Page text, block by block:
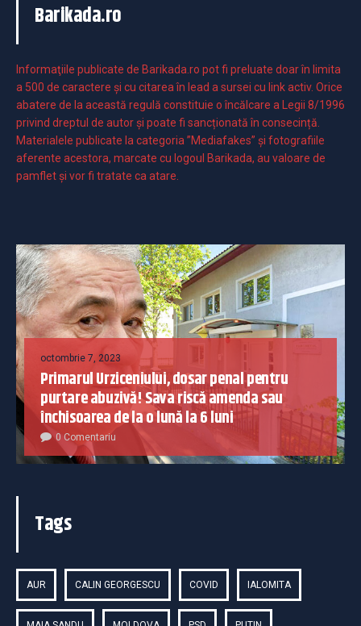
Barikada.ro
Informaţiile publicate de Barikada.ro pot fi preluate doar în limita
a 500 de caractere şi cu citarea în lead a sursei cu link activ. Orice
abatere de la această regulă constituie o încălcare a Legii 8/1996
privind dreptul de autor și poate fi sancționată în consecință.
Materialele publicate la categoria ”Mediafakes” și fotografiile
aferente acestora, marcate cu logoul Barikada, au valoare de
pamflet și vor fi tratate ca atare.
octombrie 7, 2023
Primarul Urziceniului, dosar penal pentru
purtare abuzivă! Sava riscă amenda sau
închisoarea de la o lună la 6 luni
0 Comentariu
Tags
AUR CALIN GEORGESCU COVID IALOMITA